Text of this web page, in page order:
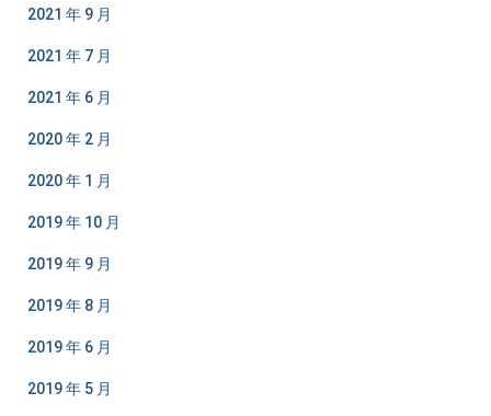
2021 年 9 月
2021 年 7 月
2021 年 6 月
2020 年 2 月
2020 年 1 月
2019 年 10 月
2019 年 9 月
2019 年 8 月
2019 年 6 月
2019 年 5 月